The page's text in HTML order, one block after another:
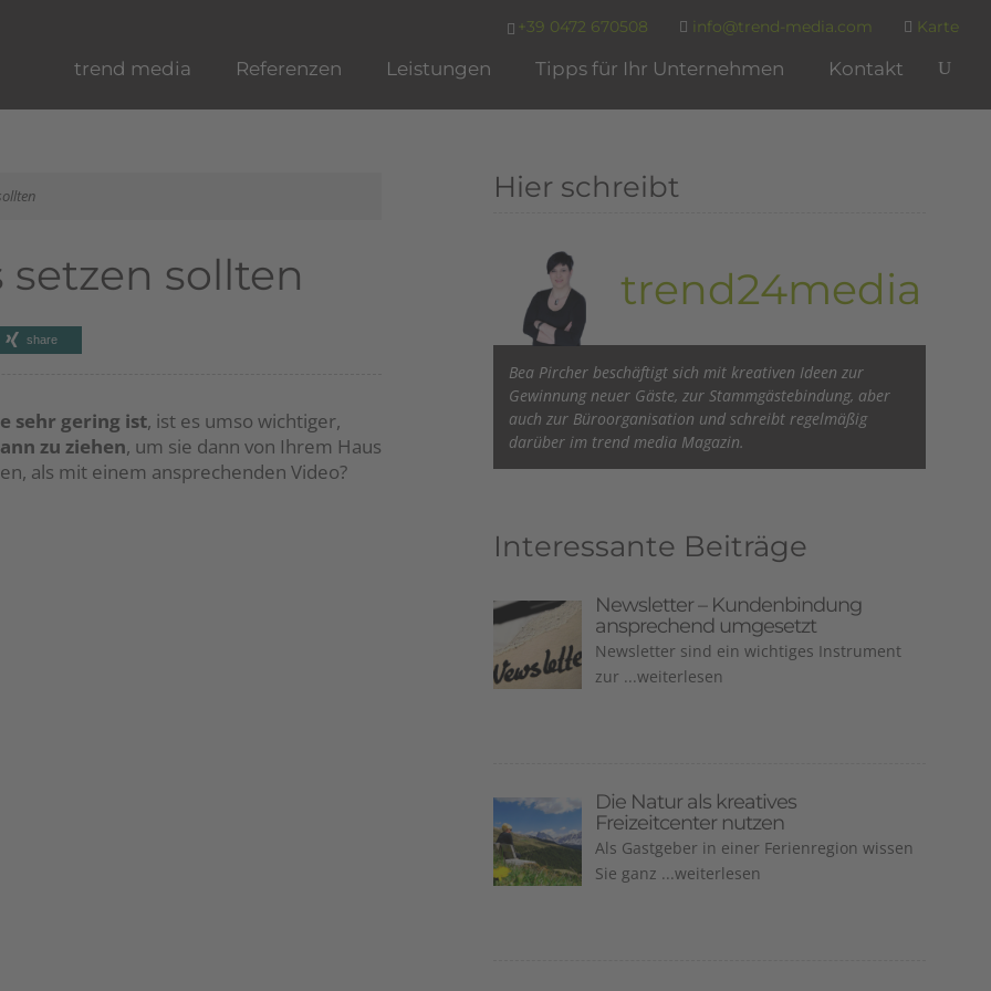
+39 0472 670508 info@trend-media.com Karte
trend media Referenzen Leistungen Tipps für Ihr Unternehmen Kontakt
sollten
share
sehr gering ist, ist es umso wichtiger,
zu ziehen, um sie dann von Ihrem Haus
als mit einem ansprechenden Video?
Hier schreibt
trend24media
Bea Pircher beschäftigt sich mit kreativen Ideen zur
Gewinnung neuer Gäste, zur Stammgästebindung, aber
auch zur Büroorganisation und schreibt regelmäßig
darüber im trend media Magazin.
Interessante Beiträge
Newsletter – Kundenbindung
ansprechend umgesetzt
Newsletter sind ein wichtiges Instrument
zur ...weiterlesen
Die Natur als kreatives
Freizeitcenter nutzen
Als Gastgeber in einer Ferienregion wissen
Sie ganz ...weiterlesen